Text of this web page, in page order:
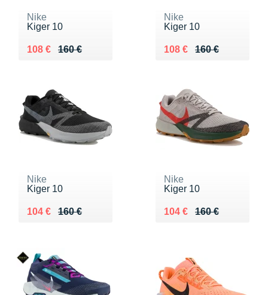
Nike
Kiger 10
160 €
Au lieu de 160 €
108 €
Vendu 108 €
Nike
Kiger 10
160 €
Au lieu de 160 €
108 €
Vendu 108 €
Nike
Kiger 10
160 €
Au lieu de 160 €
104 €
Vendu 104 €
Nike
Kiger 10
160 €
Au lieu de 160 €
104 €
Vendu 104 €